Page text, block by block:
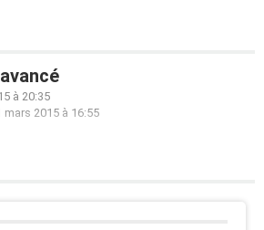
à 20:35
mars 2015 à 16:55